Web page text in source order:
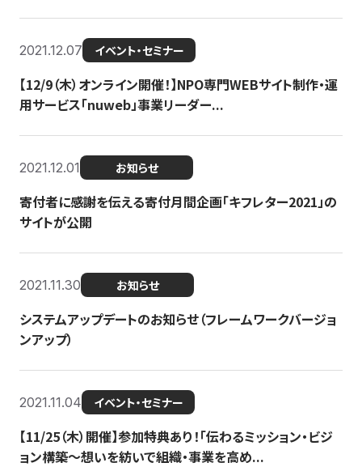
2021.12.07 イベント・セミナー
【12/9（木）オンライン開催！】NPO専門WEBサイト制作・運
用サービス「nuweb」事業リーダー...
2021.12.01 お知らせ
寄付者に感謝を伝える寄付月間企画「キフレター2021」の
サイトが公開
2021.11.30 お知らせ
システムアップデートのお知らせ（フレームワークバージョ
ンアップ）
2021.11.04 イベント・セミナー
【11/25（木）開催】参加特典あり！「伝わるミッション・ビジ
ョン構築〜想いを紡いで組織・事業を高め...